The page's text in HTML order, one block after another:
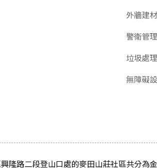
外牆建材
警衛管理
垃圾處理
無障礙
隆路二段登山口處的麥田山莊社區共分為